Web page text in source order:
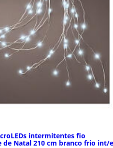
intermitentes fio
de Natal 210 cm branco frio int/